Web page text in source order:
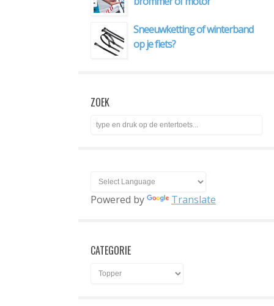
Sneeuwketting of winterband
op je fiets?
ZOEK
Powered by Translate
CATEGORIE